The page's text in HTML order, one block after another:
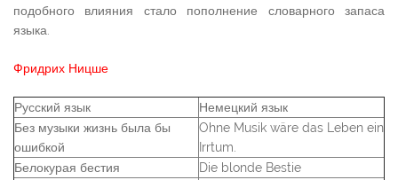
подобного влияния стало пополнение словарного запаса
языка.
Фридрих Ницше
Русский язык
Немецкий язык
Без музыки жизнь была бы
ошибкой
Ohne Musik wäre das Leben ein
Irrtum.
Белокурая бестия
Die blonde Bestie